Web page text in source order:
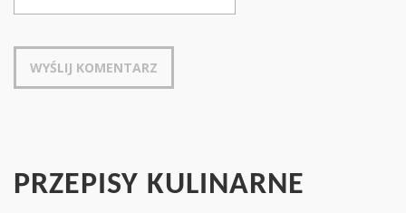
PRZEPISY KULINARNE